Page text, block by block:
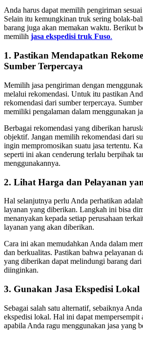
Anda harus dapat memilih pengiriman
Selain itu kemungkinan truk sering bolak-
barang juga akan memakan waktu. Berikut
memilih jasa ekspedisi truk Fuso.
1. Pastikan Mendapatkan
Sumber Terpercaya
Memilih jasa pengiriman dengan
melalui rekomendasi. Untuk itu pastikan
rekomendasi dari sumber terpercaya.
memiliki pengalaman dalam menggunakan
Berbagai rekomendasi yang diberikan
objektif. Jangan memilih rekomendasi dari
ingin mempromosikan suatu jasa tertentu.
seperti ini akan cenderung terlalu berpihak
menggunakannya.
2. Lihat Harga dan Pelayanan
Hal selanjutnya perlu Anda perhatikan
layanan yang diberikan. Langkah ini bisa
menanyakan kepada setiap perusahaan
layanan yang akan diberikan.
Cara ini akan memudahkan Anda dalam
dan berkualitas. Pastikan bahwa pelayanan
yang diberikan dapat melindungi barang
diinginkan.
3. Gunakan Jasa Ekspedisi Lokal
Sebagai salah satu alternatif, sebaiknya
ekspedisi lokal. Hal ini dapat mempersempit
apabila Anda ragu menggunakan jasa yang